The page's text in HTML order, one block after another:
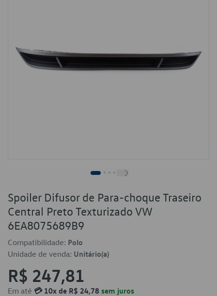
Spoiler Difusor de Para-choque Traseiro
Central Preto Texturizado VW
6EA8075689B9
Compatibilidade: Polo
Unidade de venda: Unitário(a)
R$ 247,81
Em até 💳 10x de R$ 24,78 sem juros